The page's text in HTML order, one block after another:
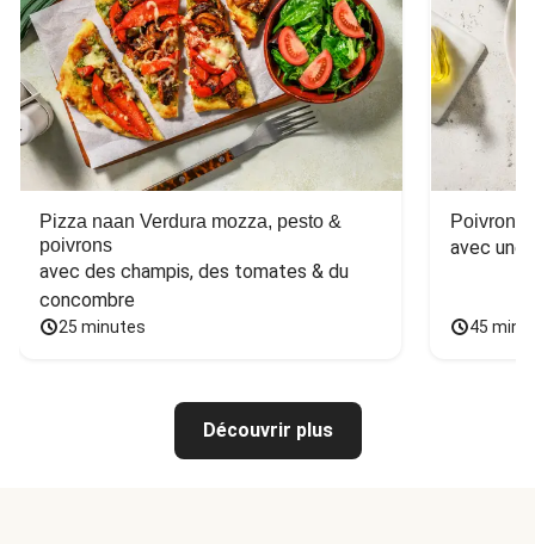
Pizza naan Verdura mozza, pesto &
poivrons
avec des champis, des tomates & du
concombre
25 minutes
Poivron
avec une
45
Découvrir plus